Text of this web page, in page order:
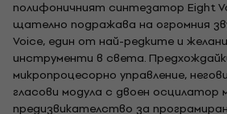
полифоничният синтезатор Eight
щателно подражава на огромния
Voice, един от най-редките и
инструменти в света.
микропроцесорно управление,
гласови модула с двоен
предизвикателство за